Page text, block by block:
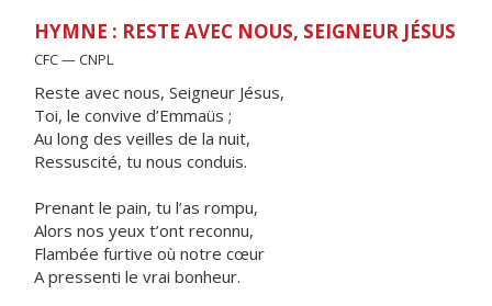
HYMNE : RESTE AVEC NOUS, SEIGNEUR JÉSUS
CFC — CNPL
Reste avec nous, Seigneur Jésus,
Toi, le convive d’Emmaüs ;
Au long des veilles de la nuit,
Ressuscité, tu nous conduis.
Prenant le pain, tu l’as rompu,
Alors nos yeux t’ont reconnu,
Flambée furtive où notre cœur
A pressenti le vrai bonheur.